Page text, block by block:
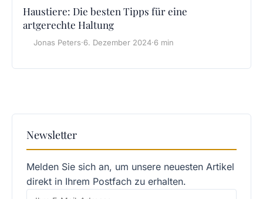
Haustiere: Die besten Tipps für eine
artgerechte Haltung
Jonas Peters·6. Dezember 2024·6 min
Newsletter
Melden Sie sich an, um unsere neuesten Artikel
direkt in Ihrem Postfach zu erhalten.